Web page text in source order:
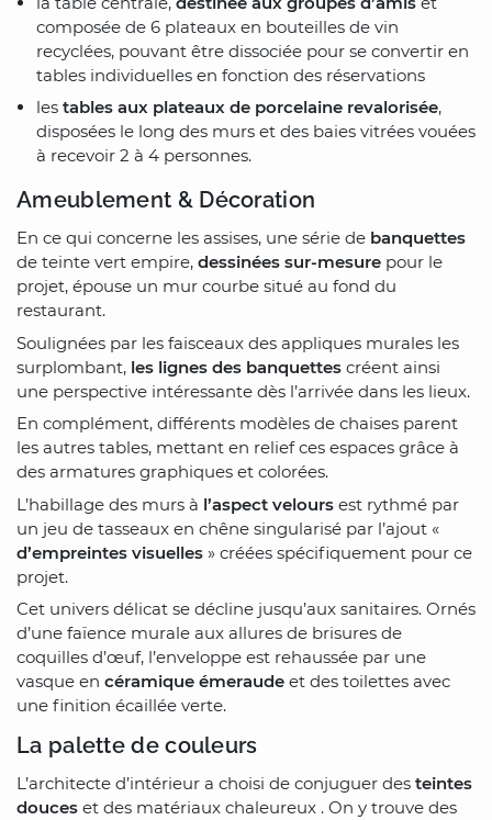
composée de 6 plateaux en bouteilles de vin
recyclées, pouvant être dissociée pour se convertir en
tables individuelles en fonction des réservations
les tables aux plateaux de porcelaine revalorisée,
disposées le long des murs et des baies vitrées vouées
à recevoir 2 à 4 personnes.
Ameublement & Décoration
En ce qui concerne les assises, une série de banquettes
de teinte vert empire, dessinées sur-mesure pour le
projet, épouse un mur courbe situé au fond du
restaurant.
Soulignées par les faisceaux des appliques murales les
surplombant, les lignes des banquettes créent ainsi
une perspective intéressante dès l’arrivée dans les lieux.
En complément, différents modèles de chaises parent
les autres tables, mettant en relief ces espaces grâce à
des armatures graphiques et colorées.
L’habillage des murs à l’aspect velours est rythmé par
un jeu de tasseaux en chêne singularisé par l’ajout «
d’empreintes visuelles » créées spécifiquement pour ce
projet.
Cet univers délicat se décline jusqu’aux sanitaires. Ornés
d’une faïence murale aux allures de brisures de
coquilles d’œuf, l’enveloppe est rehaussée par une
vasque en céramique émeraude et des toilettes avec
une finition écaillée verte.
La palette de couleurs
L’architecte d’intérieur a choisi de conjuguer des teintes
douces et des matériaux chaleureux . On y trouve des